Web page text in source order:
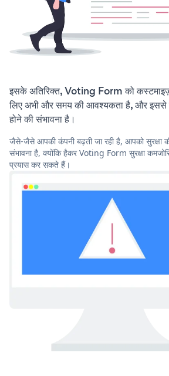
इसके अतिरिक्त, Voting Form को
लिए अभी और समय की आवश्यकता है, और इससे
होने की संभावना है।
जैसे-जैसे आपकी कंपनी बढ़ती जा रही है, आपको सुरक्षा
संभावना है, क्योंकि हैकर Voting Form सुरक्षा
प्रयास कर सकते हैं।